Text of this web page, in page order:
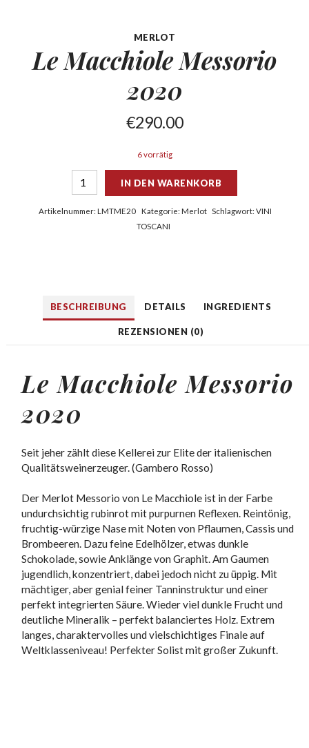
MERLOT
Le Macchiole Messorio
2020
€290.00
6 vorrätig
IN DEN WARENKORB
Artikelnummer:LMTME20 Kategorie: Merlot Schlagwort:VINI
TOSCANI
BESCHREIBUNG DETAILS INGREDIENTS
REZENSIONEN (0)
Le Macchiole Messorio
2020
Seit jeher zählt diese Kellerei zur Elite der italienischen
Qualitätsweinerzeuger. (Gambero Rosso)
Der Merlot Messorio von Le Macchiole ist in der Farbe
undurchsichtig rubinrot mit purpurnen Reflexen. Reintönig,
fruchtig-würzige Nase mit Noten von Pflaumen, Cassis und
Brombeeren. Dazu feine Edelhölzer, etwas dunkle
Schokolade, sowie Anklänge von Graphit. Am Gaumen
jugendlich, konzentriert, dabei jedoch nicht zu üppig. Mit
mächtiger, aber genial feiner Tanninstruktur und einer
perfekt integrierten Säure. Wieder viel dunkle Frucht und
deutliche Mineralik – perfekt balanciertes Holz. Extrem
langes, charaktervolles und vielschichtiges Finale auf
Weltklasseniveau! Perfekter Solist mit großer Zukunft.